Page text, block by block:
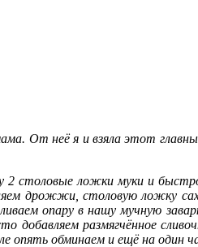
От неё я и взяла этот
столовые ложки муки и
дрожжи, столовую ложку
опару в нашу мучную
добавляем размягчённое
опять обминаем и ещё на один